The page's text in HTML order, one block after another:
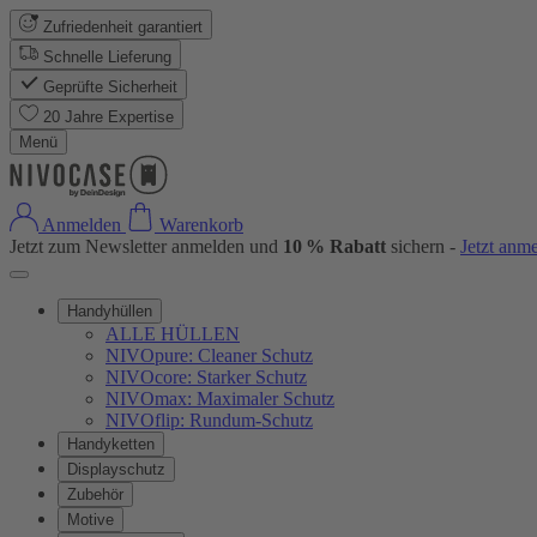
Zufriedenheit garantiert
Schnelle Lieferung
Geprüfte Sicherheit
20 Jahre Expertise
Menü
Anmelden
Warenkorb
Jetzt zum Newsletter anmelden und 10 % Rabatt sichern - Jetzt
Handyhüllen
ALLE HÜLLEN
NIVOpure: Cleaner Schutz
NIVOcore: Starker Schutz
NIVOmax: Maximaler Schutz
NIVOflip: Rundum-Schutz
Handyketten
Displayschutz
Zubehör
Motive